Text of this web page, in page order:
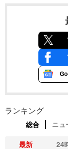
ランキング
総合 ニュ
最新 24